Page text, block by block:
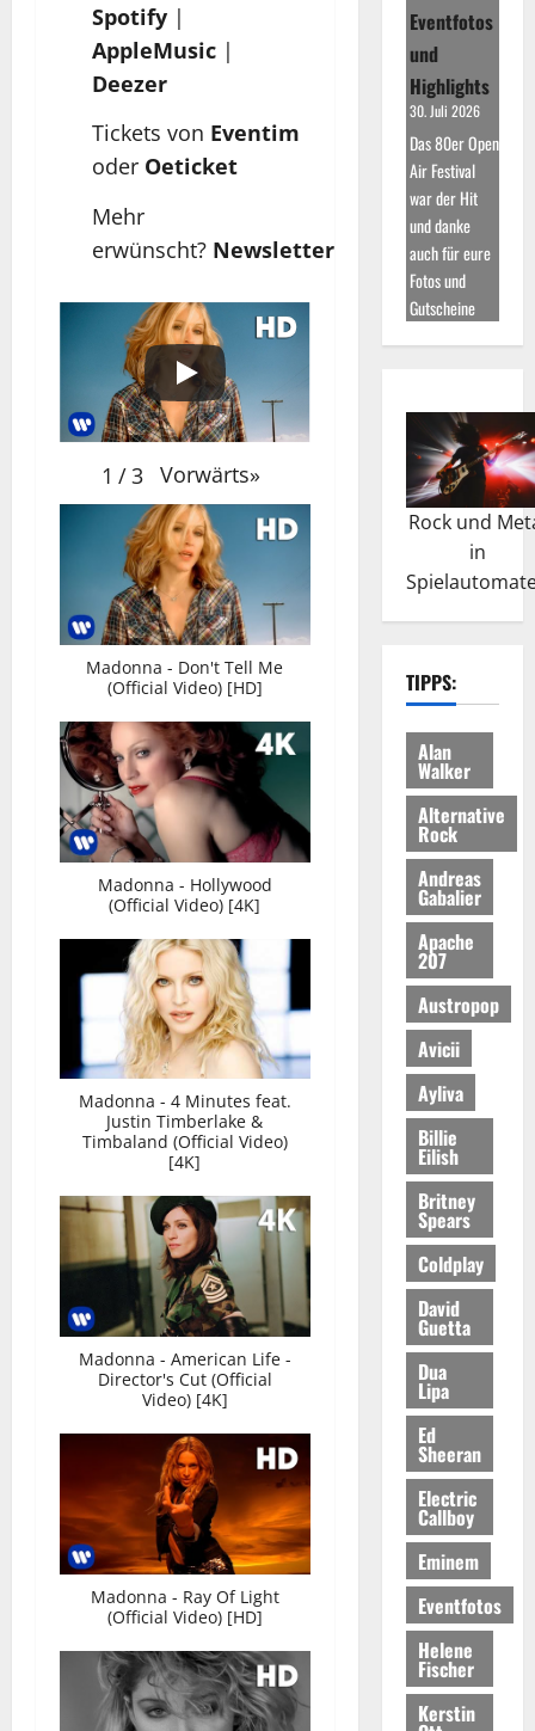
Spotify |
AppleMusic |
Deezer
Tickets von Eventim
oder Oeticket
Mehr
erwünscht? Newsletter
1 /3 Vorwärts»
Madonna - Don't Tell Me
(Official Video) [HD]
Madonna - Hollywood
(Official Video) [4K]
Madonna - 4 Minutes feat.
Justin Timberlake &
Timbaland (Official Video)
[4K]
Madonna - American Life -
Director's Cut (Official
Video) [4K]
Madonna - Ray Of Light
(Official Video) [HD]
Eventfotos
und
Highlights
30. Juli 2026
Das 80er Open
Air Festival
war der Hit
und danke
auch für eure
Fotos und
Gutscheine
Rock und
in
TIPPS:
Alan
Walker
Alternative
Rock
Andreas
Gabalier
Apache
207
Austropop
Avicii
Ayliva
Billie
Eilish
Britney
Spears
Coldplay
David
Guetta
Dua
Lipa
Ed
Sheeran
Electric
Callboy
Eminem
Eventfotos
Helene
Fischer
Kerstin